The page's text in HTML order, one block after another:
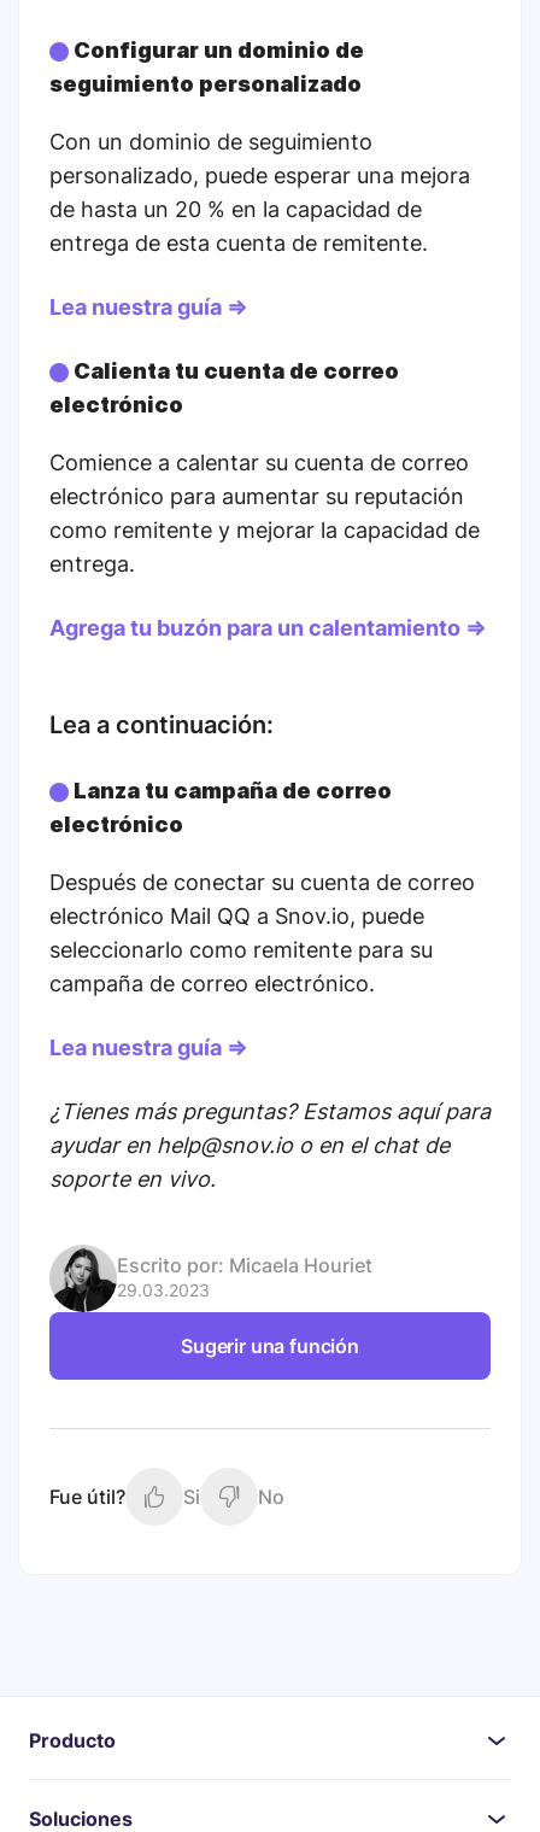
Configurar un dominio de
seguimiento personalizado
Con un dominio de seguimiento
personalizado, puede esperar una mejora
de hasta un 20 % en la capacidad de
entrega de esta cuenta de remitente.
Lea nuestra guía ⇒
Calienta tu cuenta de correo
electrónico
Comience a calentar su cuenta de correo
electrónico para aumentar su reputación
como remitente y mejorar la capacidad de
entrega.
Agrega tu buzón para un calentamiento ⇒
Lea a continuación:
Lanza tu campaña de correo
electrónico
Después de conectar su cuenta de correo
electrónico Mail QQ a Snov.io, puede
seleccionarlo como remitente para su
campaña de correo electrónico.
Lea nuestra guía ⇒
¿Tienes más preguntas? Estamos aquí para
ayudar en help@snov.io o en el chat de
soporte en vivo.
Escrito por: Micaela Houriet
29.03.2023
Sugerir una función
Fue útil? Si No
Producto
Soluciones